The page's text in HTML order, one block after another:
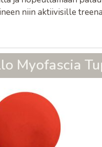
niin aktiivisille
Myofascia